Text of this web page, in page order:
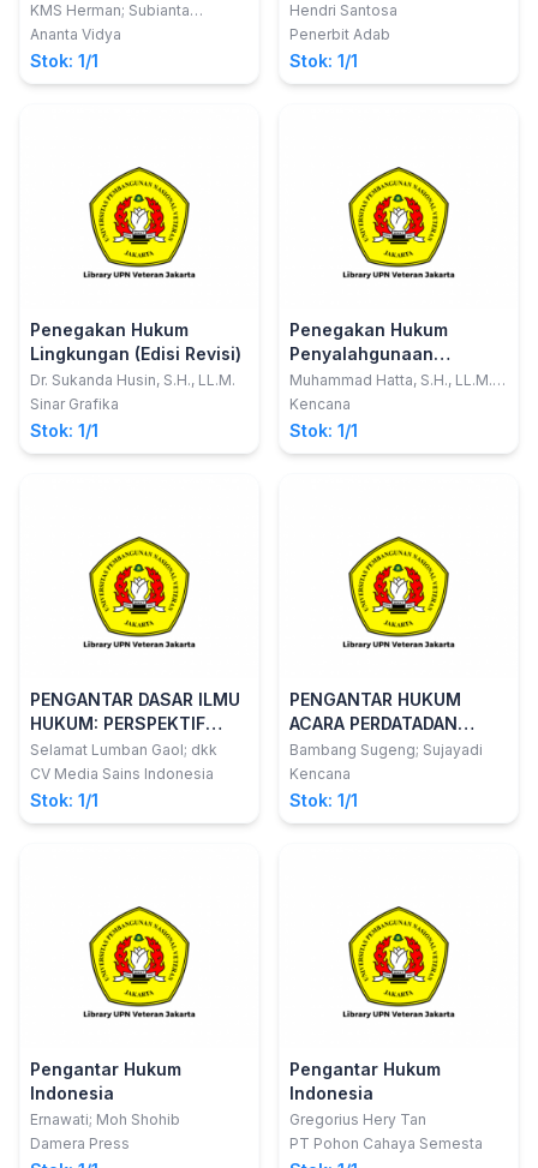
KMS Herman; Subianta
Mandala
Ananta Vidya
Stok: 1/1
Hendri Santosa
Penerbit Adab
Stok: 1/1
Penegakan Hukum
Lingkungan (Edisi Revisi)
Dr. Sukanda Husin, S.H., LL.M.
Sinar Grafika
Stok: 1/1
Penegakan Hukum
Penyalahgunaan
Narkoba di Indonesia
Muhammad Hatta, S.H., LL.M.,
Ph.D.
Kencana
Stok: 1/1
PENGANTAR DASAR ILMU
HUKUM: PERSPEKTIF
TEORI DAN PENERAPAN
Selamat Lumban Gaol; dkk
CV Media Sains Indonesia
Stok: 1/1
PENGANTAR HUKUM
ACARA PERDATADAN
CONTOH DOKUMEN
LITIGASI
Bambang Sugeng; Sujayadi
Kencana
Stok: 1/1
Pengantar Hukum
Indonesia
Ernawati; Moh Shohib
Damera Press
Pengantar Hukum
Indonesia
Gregorius Hery Tan
PT Pohon Cahaya Semesta